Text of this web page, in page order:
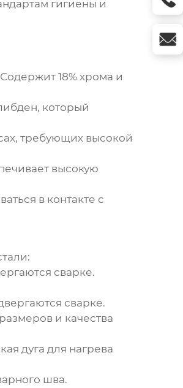
гигиены и
18% хрома и
который
требующих высокой
высокую
в контакте с
:
сварке.
сварке.
и качества
дуга для нагрева
шва.